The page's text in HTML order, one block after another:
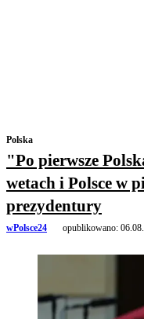
Polska
"Po pierwsze
wetach i Polsce w
prezydentury
wPolsce24 opublikowano: